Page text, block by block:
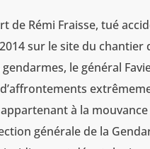
Rémi Fraisse, tué
sur le site du
le général
à la
générale de la